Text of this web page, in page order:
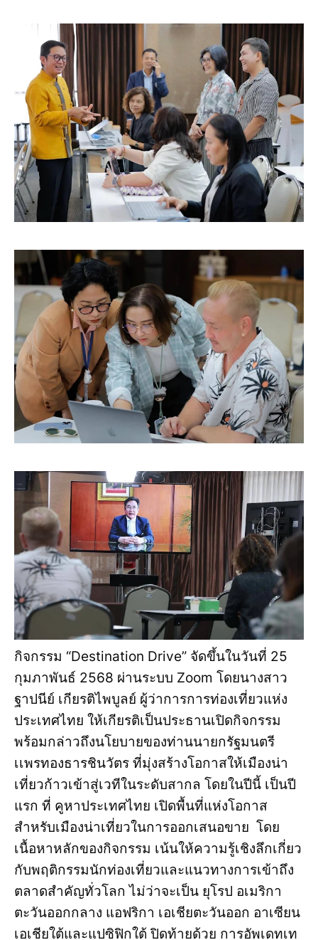
กิจกรรม “Destination Drive” จัดขึ้นในวันที่ 25
กุมภาพันธ์ 2568 ผ่านระบบ Zoom โดยนางสาว
ฐาปนีย์ เกียรติไพบูลย์ ผู้ว่าการการท่องเที่ยวแห่ง
ประเทศไทย ให้เกียรติเป็นประธานเปิดกิจกรรม
พร้อมกล่าวถึงนโยบายของท่านนายกรัฐมนตรี
เเพรทองธารชินวัตร ที่มุ่งสร้างโอกาสให้เมืองน่า
เที่ยวก้าวเข้าสู่เวทีในระดับสากล โดยในปีนี้ เป็นปี
แรก ที่ คูหาประเทศไทย เปิดพื้นที่แห่งโอกาส
สำหรับเมืองน่าเที่ยวในการออกเสนอขาย โดย
เนื้อหาหลักของกิจกรรม เน้นให้ความรู้เชิงลึกเกี่ยว
กับพฤติกรรมนักท่องเที่ยวและแนวทางการเข้าถึง
ตลาดสำคัญทั่วโลก ไม่ว่าจะเป็น ยุโรป อเมริกา
ตะวันออกกลาง แอฟริกา เอเชียตะวันออก อาเซียน
เอเชียใต้และแปซิฟิกใต้ ปิดท้ายด้วย การอัพเดทเท